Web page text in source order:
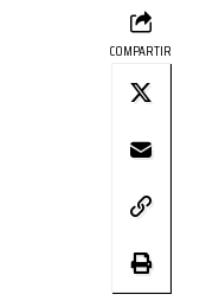
COMPARTIR